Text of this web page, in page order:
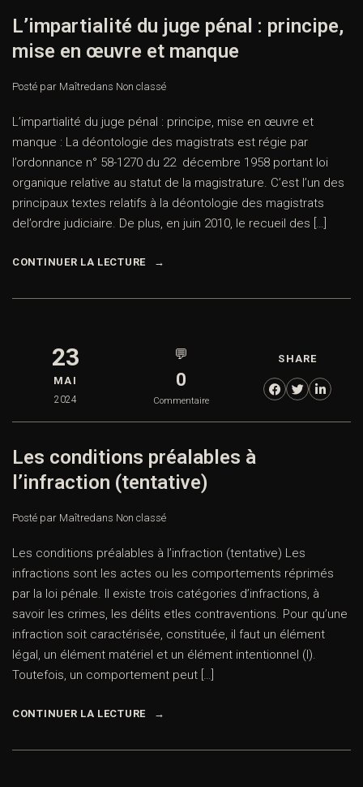
L’impartialité du juge pénal : principe,
mise en œuvre et manque
Posté par Maîtredans Non classé
L’impartialité du juge pénal : principe, mise en œuvre et
manque : La déontologie des magistrats est régie par
l’ordonnance n° 58-1270 du 22 décembre 1958 portant loi
organique relative au statut de la magistrature. C’est l’un des
principaux textes relatifs à la déontologie des magistrats
del’ordre judiciaire. De plus, en juin 2010, le recueil des […]
CONTINUER LA LECTURE
23
MAI
2024
💬
0
Commentaire
SHARE
Les conditions préalables à
l’infraction (tentative)
Posté par Maîtredans Non classé
Les conditions préalables à l’infraction (tentative) Les
infractions sont les actes ou les comportements réprimés
par la loi pénale. Il existe trois catégories d’infractions, à
savoir les crimes, les délits etles contraventions. Pour qu’une
infraction soit caractérisée, constituée, il faut un élément
légal, un élément matériel et un élément intentionnel (I).
Toutefois, un comportement peut […]
CONTINUER LA LECTURE